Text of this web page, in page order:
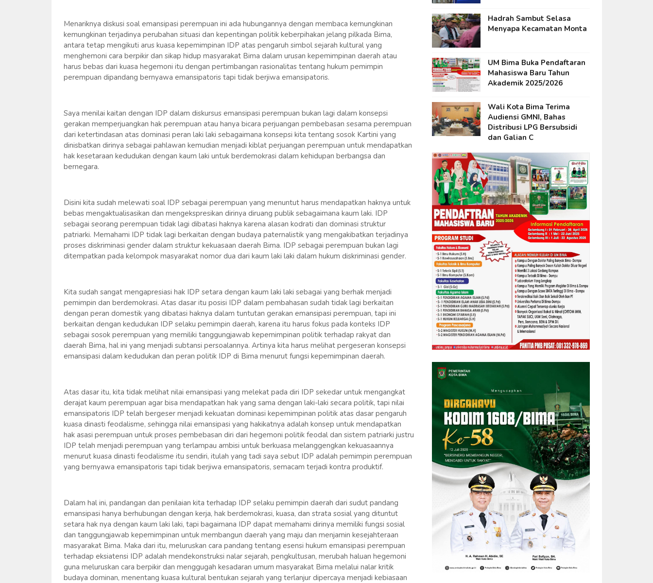
Menariknya diskusi soal emansipasi perempuan ini ada hubungannya dengan membaca kemungkinan
kemungkinan terjadinya perubahan situasi dan kepentingan politik keberpihakan jelang pilkada Bima,
antara tetap mengikuti arus kuasa kepemimpinan IDP atas pengaruh simbol sejarah kultural yang
menghemoni cara berpikir dan sikap hidup masyarakat Bima dalam urusan kepemimpinan daerah atau
harus bebas dari kuasa hegemoni itu dengan pertimbangan rasionalitas tentang hukum pemimpin
perempuan dipandang bernyawa emansipatoris tapi tidak berjiwa emansipatoris.
Saya menilai kaitan dengan IDP dalam diskursus emansipasi perempuan bukan lagi dalam konsepsi
gerakan memperjuangkan hak perempuan atau hanya bicara perjuangan pembebasan sesama perempuan
dari ketertindasan atas dominasi peran laki laki sebagaimana konsepsi kita tentang sosok Kartini yang
dinisbatkan dirinya sebagai pahlawan kemudian menjadi kiblat perjuangan perempuan untuk mendapatkan
hak kesetaraan kedudukan dengan kaum laki untuk berdemokrasi dalam kehidupan berbangsa dan
bernegara.
Disini kita sudah melewati soal IDP sebagai perempuan yang menuntut harus mendapatkan haknya untuk
bebas mengaktualisasikan dan mengekspresikan dirinya diruang publik sebagaimana kaum laki. IDP
sebagai seorang perempuan tidak lagi dibatasi haknya karena alasan kodrati dan dominasi struktur
patriarki. Memahami IDP tidak lagi berkaitan dengan budaya paternalistik yang mengakibatkan terjadinya
proses diskriminasi gender dalam struktur kekuasaan daerah Bima. IDP sebagai perempuan bukan lagi
ditempatkan pada kelompok masyarakat nomor dua dari kaum laki laki dalam hukum diskriminasi gender.
Kita sudah sangat mengapresiasi hak IDP setara dengan kaum laki laki sebagai yang berhak menjadi
pemimpin dan berdemokrasi. Atas dasar itu posisi IDP dalam pembahasan sudah tidak lagi berkaitan
dengan peran domestik yang dibatasi haknya dalam tuntutan gerakan emansipasi perempuan, tapi ini
berkaitan dengan kedudukan IDP selaku pemimpin daerah, karena itu harus fokus pada konteks IDP
sebagai sosok perempuan yang memiliki tanggungjawab kepemimpinan politik terhadap rakyat dan
daerah Bima, hal ini yang menjadi subtansi persoalannya. Artinya kita harus melihat pergeseran konsepsi
emansipasi dalam kedudukan dan peran politik IDP di Bima menurut fungsi kepemimpinan daerah.
Atas dasar itu, kita tidak melihat nilai emansipasi yang melekat pada diri IDP sekedar untuk mengangkat
derajat kaum perempuan agar bisa mendapatkan hak yang sama dengan laki-laki secara politik, tapi nilai
emansipatoris IDP telah bergeser menjadi kekuatan dominasi kepemimpinan politik atas dasar pengaruh
kuasa dinasti feodalisme, sehingga nilai emansipasi yang hakikatnya adalah konsep untuk mendapatkan
hak asasi perempuan untuk proses pembebasan diri dari hegemoni politik feodal dan sistem patriarki justru
IDP telah menjadi perempuan yang terlampau ambisi untuk berkuasa melanggengkan kekuasaannya
menurut kuasa dinasti feodalisme itu sendiri, itulah yang tadi saya sebut IDP adalah pemimpin perempuan
yang bernyawa emansipatoris tapi tidak berjiwa emansipatoris, semacam terjadi kontra produktif.
Dalam hal ini, pandangan dan penilaian kita terhadap IDP selaku pemimpin daerah dari sudut pandang
emansipasi hanya berhubungan dengan kerja, hak berdemokrasi, kuasa, dan strata sosial yang dituntut
setara hak nya dengan kaum laki laki, tapi bagaimana IDP dapat memahami dirinya memiliki fungsi sosial
dan tanggungjawab kepemimpinan untuk membangun daerah yang maju dan menjamin kesejahteraan
masyarakat Bima. Maka dari itu, meluruskan cara pandang tentang esensi hukum emansipasi perempuan
terhadap eksiatensi IDP adalah mendekonstruksi nalar sejarah, pengkultusan, merubah haluan hegemoni
guna meluruskan cara berpikir dan menggugah kesadaran umum masyarakat Bima melalui nalar kritik
budaya dominan, menentang kuasa kultural bentukan sejarah yang terlanjur dipercaya menjadi kebiasaan
Hadrah Sambut Selasa
Menyapa Kecamatan Monta
UM Bima Buka Pendaftaran
Mahasiswa Baru Tahun
Akademik 2025/2026
Wali Kota Bima Terima
Audiensi GMNI, Bahas
Distribusi LPG Bersubsidi
dan Galian C